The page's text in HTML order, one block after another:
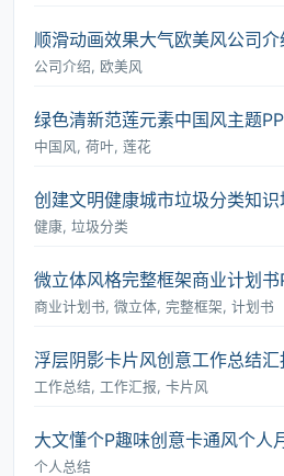
顺滑动画效果大气欧美风公司介
公司介绍, 欧美风
绿色清新范莲元素中国风主题
中国风, 荷叶, 莲花
创建文明健康城市垃圾分类知
健康, 垃圾分类
微立体风格完整框架商业计划书
商业计划书, 微立体, 完整框架, 计划书
浮层阴影卡片风创意工作总结汇
工作总结, 工作汇报, 卡片风
大文懂个P趣味创意卡通风个人
个人总结